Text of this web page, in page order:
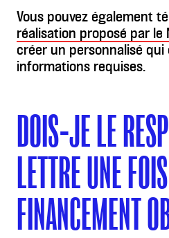
Vous pouvez également
réalisation proposé par le
créer un personnalisé
informations requises.
DOIS-JE LE
LETTRE UNE
FINANCEMENT